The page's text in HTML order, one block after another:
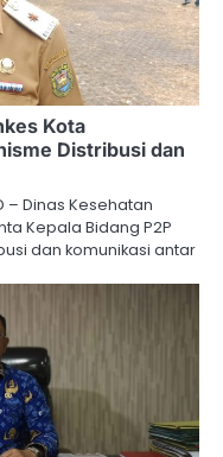
Kota
Distribusi dan
– Dinas Kesehatan
Kepala Bidang P2P
dan komunikasi antar